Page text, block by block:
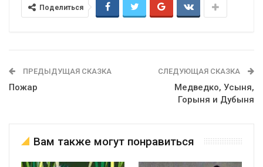
Поделиться
ПРЕДЫДУЩАЯ СКАЗКА
Пожар
СЛЕДУЮЩАЯ СКАЗКА
Медведко, Усыня,
Горыня и Дубыня
Вам также могут понравиться